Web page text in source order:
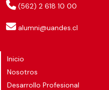
(562) 2 618 10 00
alumni@uandes.cl
Inicio
Nosotros
Desarrollo Profesional